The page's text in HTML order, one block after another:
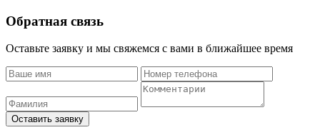
Обратная связь
Оставьте заявку и мы свяжемся с вами в ближайшее время